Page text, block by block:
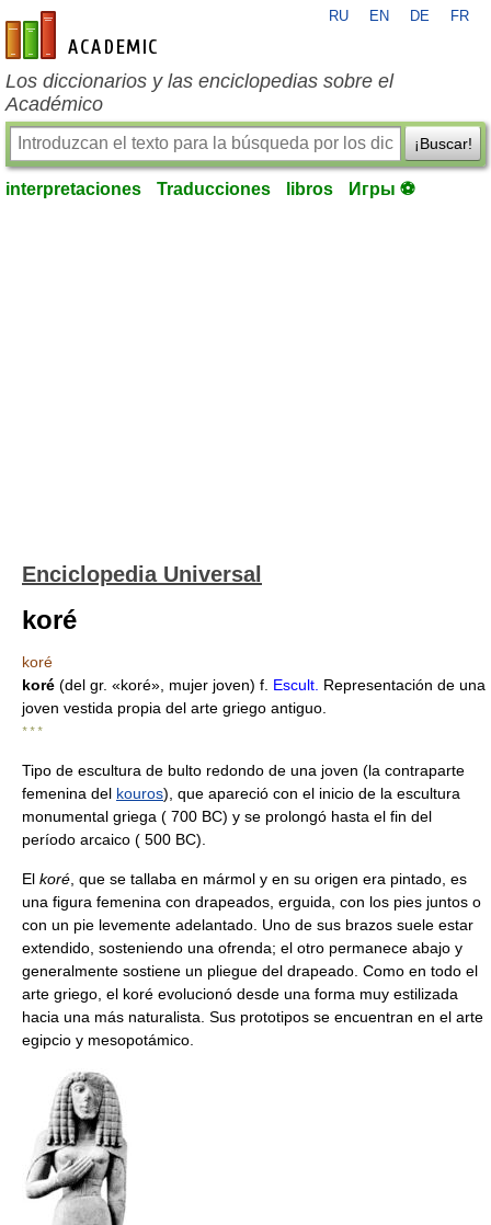
es-academic.com
RU EN DE FR
Los diccionarios y las enciclopedias sobre el
Académico
¡Buscar!
interpretaciones Traducciones libros Игры ⚽
Enciclopedia Universal
koré
koré
koré (del gr. «koré», mujer joven) f. Escult. Representación de una
joven vestida propia del arte griego antiguo.
* * *
Tipo de escultura de bulto redondo de una joven (la contraparte
femenina del kouros), que apareció con el inicio de la escultura
monumental griega ( 700 BC) y se prolongó hasta el fin del
período arcaico ( 500 BC).
El koré , que se tallaba en mármol y en su origen era pintado, es
una figura femenina con drapeados, erguida, con los pies juntos o
con un pie levemente adelantado. Uno de sus brazos suele estar
extendido, sosteniendo una ofrenda; el otro permanece abajo y
generalmente sostiene un pliegue del drapeado. Como en todo el
arte griego, el koré evolucionó desde una forma muy estilizada
hacia una más naturalista. Sus prototipos se encuentran en el arte
egipcio y mesopotámico.